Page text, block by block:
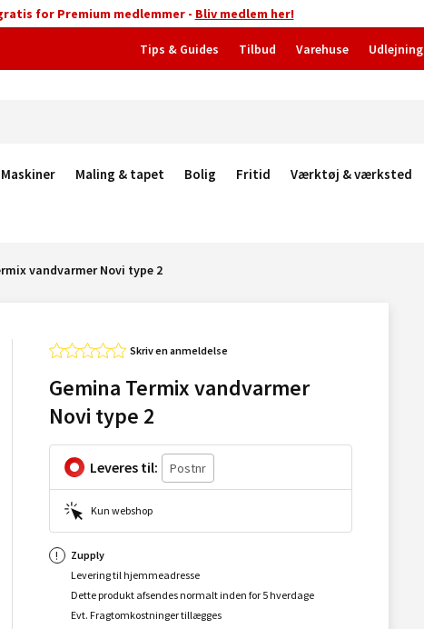
for Premium medlemmer - Bliv medlem her!
Tips & Guides Tilbud Varehuse Udlejning
Maskiner Maling & tapet Bolig Fritid Værktøj & værksted
vandvarmer Novi type 2
Skriv en anmeldelse
Gemina Termix vandvarmer
Novi type 2
Leveres til:
Kun webshop
Zupply
Levering til hjemmeadresse
Dette produkt afsendes normalt inden for 5 hverdage
Evt. Fragtomkostninger tillægges